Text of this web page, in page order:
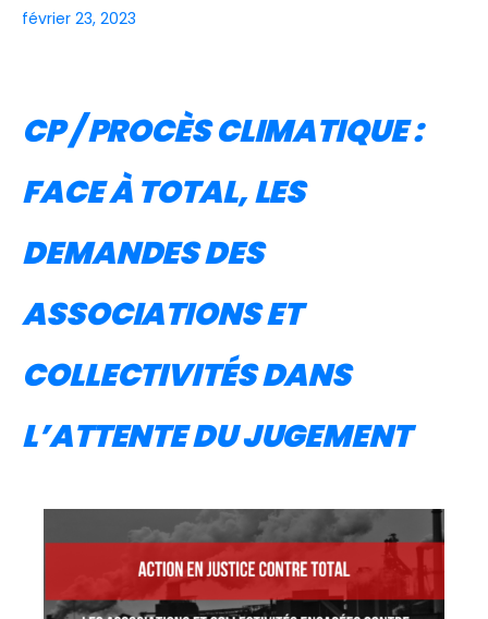
février 23, 2023
CP / PROCÈS CLIMATIQUE :
FACE À TOTAL, LES
DEMANDES DES
ASSOCIATIONS ET
COLLECTIVITÉS DANS
L’ATTENTE DU JUGEMENT